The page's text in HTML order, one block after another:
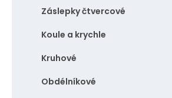
Záslepky čtvercové
Koule a krychle
Kruhové
Obdélníkové